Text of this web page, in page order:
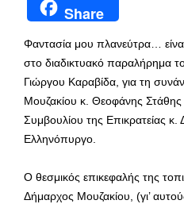
Share
Φαντασία μου πλανεύτρα…
στο διαδικτυακό παραλήρημα
Γιώργου Καραβίδα, για τη
Μουζακίου κ. Θεοφάνης
Συμβουλίου της Επικρατείας
Ελληνόπυργο.
Ο θεσμικός επικεφαλής της
Δήμαρχος Μουζακίου, (γι’